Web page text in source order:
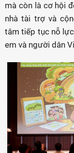
mà còn là cơ hội
nhà tài trợ và
tâm tiếp tục nỗ
em và người dân